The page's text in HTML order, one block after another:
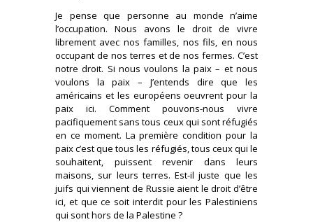
Je pense que personne au monde n’aime
l’occupation. Nous avons le droit de vivre
librement avec nos familles, nos fils, en nous
occupant de nos terres et de nos fermes. C’est
notre droit. Si nous voulons la paix – et nous
voulons la paix – J’entends dire que les
américains et les européens oeuvrent pour la
paix ici. Comment pouvons-nous vivre
pacifiquement sans tous ceux qui sont réfugiés
en ce moment. La première condition pour la
paix c’est que tous les réfugiés, tous ceux qui le
souhaitent, puissent revenir dans leurs
maisons, sur leurs terres. Est-il juste que les
juifs qui viennent de Russie aient le droit d’être
ici, et que ce soit interdit pour les Palestiniens
qui sont hors de la Palestine ?